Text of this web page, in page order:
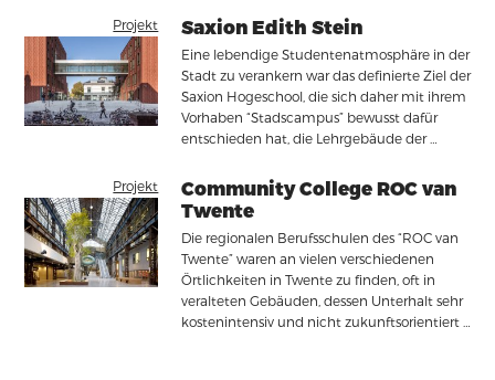
Projekt Saxion Edith Stein
Eine lebendige Studentenatmosphäre in der
Stadt zu verankern war das definierte Ziel der
Saxion Hogeschool, die sich daher mit ihrem
Vorhaben “Stadscampus” bewusst dafür
entschieden hat, die Lehrgebäude der …
Projekt
Community College ROC van
Twente
Die regionalen Berufsschulen des “ROC van
Twente” waren an vielen verschiedenen
Örtlichkeiten in Twente zu finden, oft in
veralteten Gebäuden, dessen Unterhalt sehr
kostenintensiv und nicht zukunftsorientiert …